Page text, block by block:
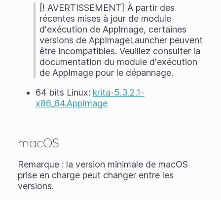
[! AVERTISSEMENT] À partir des
récentes mises à jour de module
d'exécution de AppImage, certaines
versions de AppImageLauncher peuvent
être incompatibles. Veuillez consulter la
documentation du module d'exécution
de AppImage pour le dépannage.
64 bits Linux: krita-5.3.2.1-
x86_64.AppImage
macOS
Remarque : la version minimale de macOS
prise en charge peut changer entre les
versions.